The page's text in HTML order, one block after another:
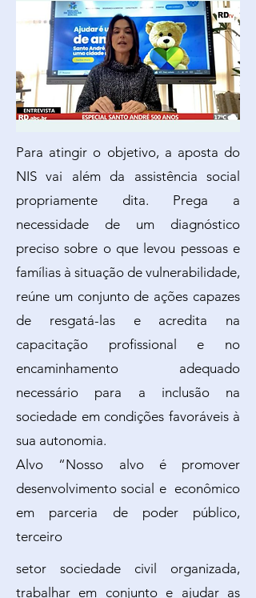
Para atingir o objetivo, a aposta do
NIS vai além da assistência social
propriamente dita. Prega a
necessidade de um diagnóstico
preciso sobre o que levou pessoas e
famílias à situação de vulnerabilidade,
reúne um conjunto de ações capazes
de resgatá-las e acredita na
capacitação profissional e no
encaminhamento adequado
necessário para a inclusão na
sociedade em condições favoráveis à
sua autonomia.
Alvo “Nosso alvo é promover
desenvolvimento social e econômico
em parceria de poder público,
terceiro
setor sociedade civil organizada,
trabalhar em conjunto e ajudar as